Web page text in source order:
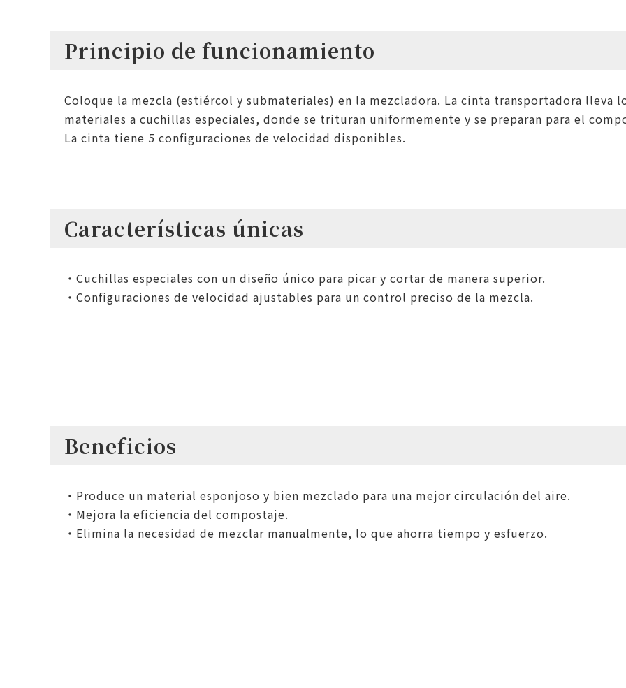
Principio de funcionamiento
Coloque la mezcla (estiércol y submateriales) en la mezcladora. La cinta transportadora lleva
materiales a cuchillas especiales, donde se trituran uniformemente y se preparan para el
La cinta tiene 5 configuraciones de velocidad disponibles.
Características únicas
・Cuchillas especiales con un diseño único para picar y cortar de manera superior.
・Configuraciones de velocidad ajustables para un control preciso de la mezcla.
Beneficios
・Produce un material esponjoso y bien mezclado para una mejor circulación del aire.
・Mejora la eficiencia del compostaje.
・Elimina la necesidad de mezclar manualmente, lo que ahorra tiempo y esfuerzo.